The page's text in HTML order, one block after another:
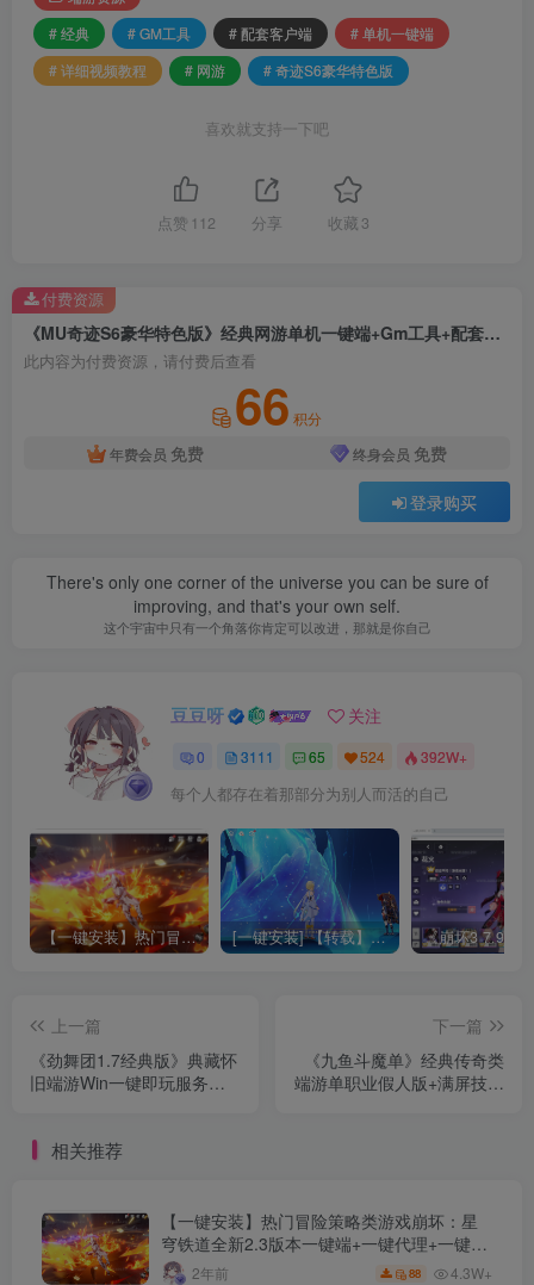
# 经典
# GM工具 # 配套客户端
# 单机一键端
# 详细视频教程
# 网游 # 奇迹S6豪华特色版
喜欢就支持一下吧
点赞 112 分享 收藏 3
《MU奇迹S6豪华特色版》经典网游单机一键端+Gm工具+配套客户端+详细视频教程
此内容为付费资源，请付费后查看
66 积分
年费会员 免费 终身会员 免费
登录购买
付费资源
There's only one corner of the universe you can be sure of
improving, and that's your own self.
这个宇宙中只有一个角落你肯定可以改进，那就是你自己
豆豆呀 关注
0 3111 65 524 392W+
每个人都存在着那部分为别人而活的自己
【一键安装】热门冒险策略类游戏崩坏：星穹铁道全新2.3版本一键端+一键代理+一键启动+免虚拟机 [一键安装] 【转载】原神3.4真端服务端+源码+配套客户端+详尽说明+GM工具+源码说明文件
上一篇
《劲舞团1.7经典版》典藏怀
旧端游Win一键即玩服务端
下一篇
《九鱼斗魔单》经典传奇类
端游单职业假人版+满屏技能
相关推荐
【一键安装】热门冒险策略类游戏崩坏：星
穹铁道全新2.3版本一键端+一键代理+一键启
动+免虚拟机
2年前 88 4.3W+